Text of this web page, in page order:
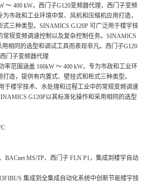
～ 400 kW，西门子G120变频器代理，西门子变频
市政和工业环境中泵、风机和压缩机应用打造，
三种类型。SINAMICS G120P 可广泛用于楼宇技
常规变频调速控制以及复杂控制任务。SINAMICS
相同的选型和调试工具而表现非凡。西门子G120
门子变频器代理
率范围涵盖 160kW ～ 400 kW，专为市政和工业环
造，提供有内置式、壁挂式和柜式三种类型。
于楼宇技术、水处理和过程工业中的常规变频调速
G120P以其标准化操作和采用相同的选型
BACnet MS/TP、西门子 FLN P1，集成到楼宇自动
集成到全集成自动化系统中创新节能楼宇技